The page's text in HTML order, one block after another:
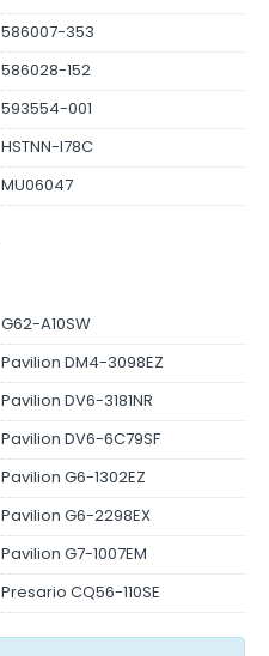
586007-353
586028-152
593554-001
HSTNN-I78C
MU06047
G62-A10SW
Pavilion DM4-3098EZ
Pavilion DV6-3181NR
Pavilion DV6-6C79SF
Pavilion G6-1302EZ
Pavilion G6-2298EX
Pavilion G7-1007EM
Presario CQ56-110SE